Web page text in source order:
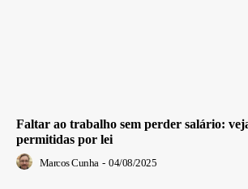
Faltar ao trabalho sem perder salário:
permitidas por lei
Marcos Cunha - 04/08/2025